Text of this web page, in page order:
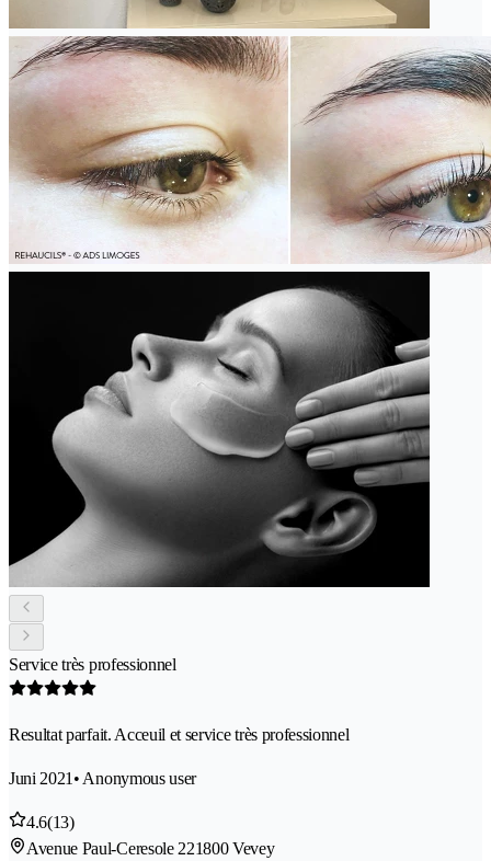
Service très professionnel
Resultat parfait. Acceuil et service très professionnel
Juni 2021 • Anonymous user
4.6(13)
Avenue Paul-Ceresole 221800 Vevey